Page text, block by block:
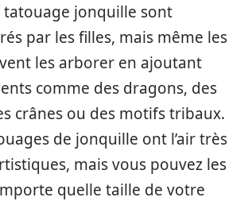
tatouage jonquille sont
par les filles, mais même les
les arborer en ajoutant
comme des dragons, des
crânes ou des motifs tribaux.
de jonquille ont l’air très
mais vous pouvez les
quelle taille de votre